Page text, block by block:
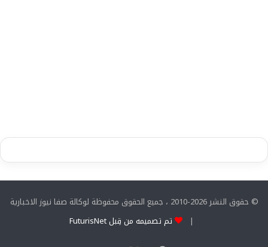
© حقوق النشر 2026-2010 ، جميع الحقوق محفوظة لوكالة صفا نيوز الاخبارية
|
تم تصميمه من قِبل FuturisNet